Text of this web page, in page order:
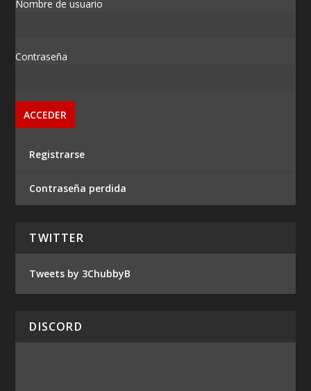
Nombre de usuario
Contraseña
Registrarse
Contraseña perdida
TWITTER
Tweets by 3ChubbyB
DISCORD